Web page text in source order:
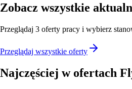
Zobacz wszystkie
Przeglądaj 3 oferty pracy i wybierz
Przeglądaj wszystkie oferty
Najczęściej w ofertach